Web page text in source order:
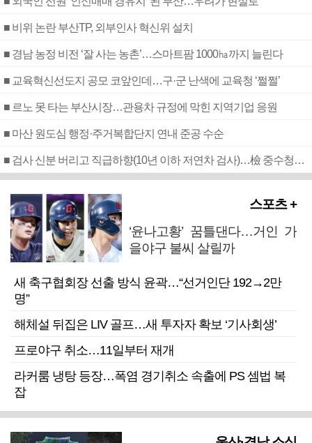
■ 비위 논란 부산TP, 외부인사 혁신위 설치
■ 경남 농정 비전 ‘잘 사는 농촌’…스마트팜 1000㏊까지 늘린다
■ 교육혁신선도지 공모 코앞인데…구·군 난색에 교육청 ‘쩔쩔’
■ 르노 못 타는 부산시장…관용차 규정에 막힌 지역기업 응원
■ 마산 원도심 행정·주거복합단지 연내 준공 수순
■ 검사 신분 버리고 직급하향(10년 이하 저연차 검사)…檢 중수청행 기피
스포츠 +
‘윤나고황’ 꿈틀댄다…거인 가
을야구 불씨 살릴까
새 축구협회장 선출 방식 윤곽…“선거인단 192→2만
명”
해체설 뒤집은 LIV 골프…새 투자자 확보 ‘기사회생’
프로야구 취소…11일부터 재개
라커룸 냉탕 등장…폭염 경기취소 속출에 PS 셈법 복
잡